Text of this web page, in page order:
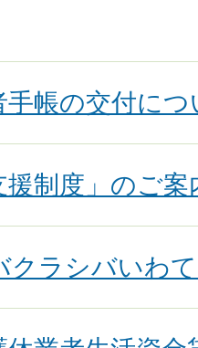
手帳の交付につ
援制度」のご案
クラシバいわ